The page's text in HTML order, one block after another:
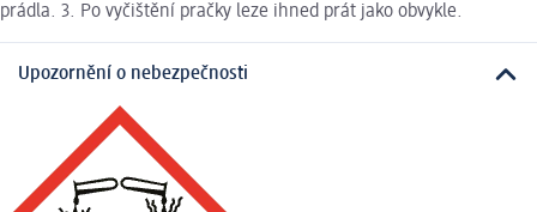
prádla. 3. Po vyčištění pračky leze ihned prát jako obvykle.
Upozornění o nebezpečnosti